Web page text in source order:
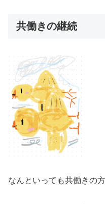
共働きの継続
なんといっても共働きの